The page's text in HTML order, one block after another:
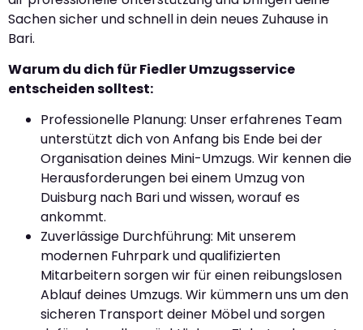
Sachen sicher und schnell in dein neues Zuhause in
Bari.
Warum du dich für Fiedler Umzugsservice
entscheiden solltest:
Professionelle Planung: Unser erfahrenes Team
unterstützt dich von Anfang bis Ende bei der
Organisation deines Mini-Umzugs. Wir kennen die
Herausforderungen bei einem Umzug von
Duisburg nach Bari und wissen, worauf es
ankommt.
Zuverlässige Durchführung: Mit unserem
modernen Fuhrpark und qualifizierten
Mitarbeitern sorgen wir für einen reibungslosen
Ablauf deines Umzugs. Wir kümmern uns um den
sicheren Transport deiner Möbel und sorgen